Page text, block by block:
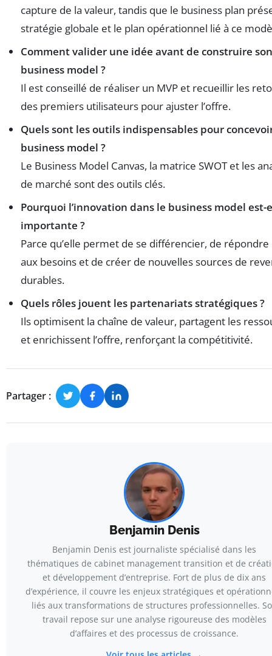
capture de la valeur, tandis que le business plan
stratégie globale et le plan opérationnel lié à ce
Comment valider une idée avant de construire son
business model ?
Il est conseillé de réaliser un MVP et recueillir les
des premiers utilisateurs pour ajuster l’offre.
Quels sont les outils indispensables pour
business model ?
Le Business Model Canvas, la matrice SWOT et les
de marché sont des outils clés.
Pourquoi l’innovation dans le business model est-
importante ?
Parce qu’elle permet de se différencier, de
aux besoins et de créer de nouvelles sources de
durables.
Quels rôles jouent les partenariats stratégiques ?
Ils optimisent la chaîne de valeur, partagent les
et enrichissent l’offre, renforçant la compétitivité.
Partager :
Benjamin Denis
Benjamin Denis est journaliste spécialisé dans les
thématiques de cabinet management transition et de
et développement d’entreprise. Fort de plus de dix ans
d’expérience, il couvre les enjeux stratégiques et
liés aux transformations de structures professionnelles.
travail repose sur une analyse rigoureuse des modèles
d’affaires et des processus de croissance.